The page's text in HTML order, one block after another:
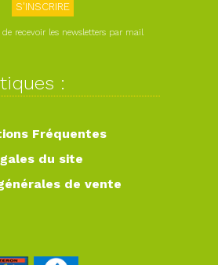
recevoir les newsletters par mail
:
Fréquentes
du site
de vente